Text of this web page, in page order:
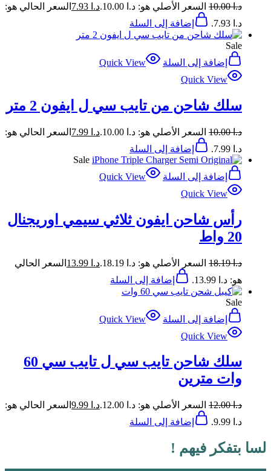
د.ا10.00 السعر الأصلي هو: د.ا 10.00. د.ا
السعر الحالي هو:
د.ا 7.93.
إضافة إلى السلة
Sale
إضافة إلى السلة
Quick View
Quick View
سلك شاحن من تايب سي ل ايفون 2 متر
د.ا10.00 السعر الأصلي هو: د.ا 10.00. د.ا
السعر الحالي هو:
د.ا 7.99.
إضافة إلى السلة
Sale
إضافة إلى السلة
Quick View
Quick View
رأس شاحن ايفون ثلاثي سيمي اوريجنال
20 واط
د.ا18.19 السعر الأصلي هو: د.ا 18.19. د.ا
السعر الحالي
هو: د.ا 13.99.
إضافة إلى السلة
Sale
إضافة إلى السلة
Quick View
Quick View
سلك شاحن تايب سي ل تايب سي 60
وات مترين
د.ا12.00 السعر الأصلي هو: د.ا 12.00. د.ا
السعر الحالي هو:
د.ا 9.99.
إضافة إلى السلة
لسا بتفكر فيهم !